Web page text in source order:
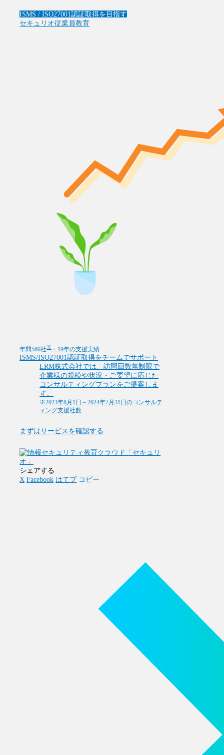
ISMS / ISO27001認証取得を目指す
セキュリオ従業員教育
年間580社※・19年の支援実績
ISMS/ISO27001認証取得をチームでサポート
LRM株式会社では、訪問回数無制限で
企業様の規模や状況・ご要望に応じた
コンサルティングプランをご提案しま
す。
※2023年8月1日～2024年7月31日のコンサルテ
ィング支援社数
まずはサービスを確認する
シェアする
X Facebook はてブ コピー